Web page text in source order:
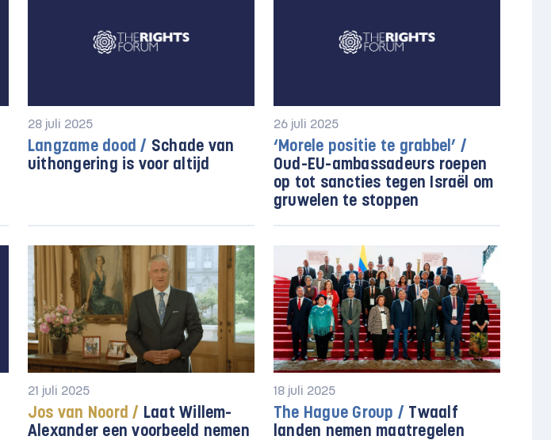
28 juli 2025
Langzame dood / Schade van
uithongering is voor altijd
26 juli 2025
‘Morele positie te grabbel’ /
Oud-EU-ambassadeurs roepen
op tot sancties tegen Israël om
gruwelen te stoppen
21 juli 2025
Jos van Noord / Laat Willem-
Alexander een voorbeeld nemen
18 juli 2025
The Hague Group / Twaalf
landen nemen maatregelen